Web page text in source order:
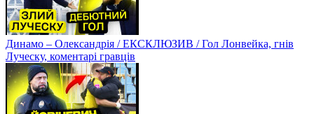
Динамо – Олександрія / ЕКСКЛЮЗИВ / Гол Лонвейка, гнів
Луческу, коментарі гравців